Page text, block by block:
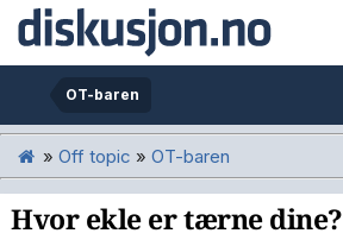
OT-baren
» Off topic » OT-baren
Hvor ekle er tærne dine?